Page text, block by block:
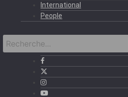
International
People